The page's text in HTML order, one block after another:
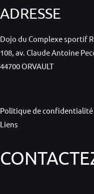
ADRESSE
Dojo du Complexe sportif
108, av. Claude Antoine
44700 ORVAULT
Politique de confidentialité
Liens